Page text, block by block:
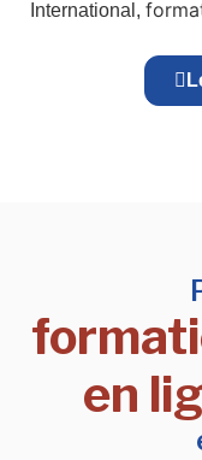
International,
en